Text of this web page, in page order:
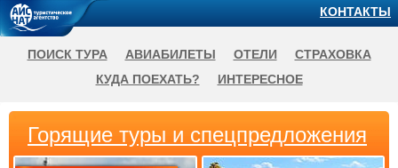
Горящие туры и спецпредложения
КОНТАКТЫ
ПОИСК ТУРА АВИАБИЛЕТЫ ОТЕЛИ
СТРАХОВКА
КУДА ПОЕХАТЬ?
ИНТЕРЕСНОЕ